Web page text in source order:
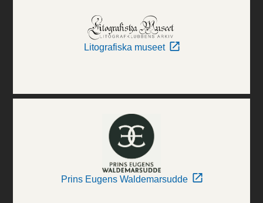
Litografiska museet
Prins Eugens Waldemarsudde